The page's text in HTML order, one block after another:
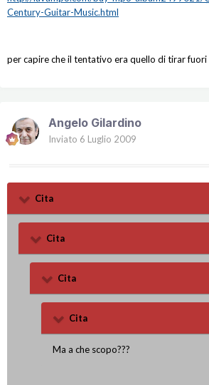
Century-Guitar-Music.html
per capire che il tentativo era quello di tirar fuori
Angelo Gilardino
Inviato 6 Luglio 2009
Cita
Cita
Cita
Cita
Ma a che scopo???